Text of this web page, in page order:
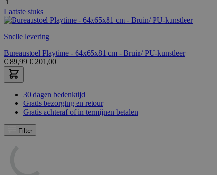
Laatste stuks
Snelle levering
Bureaustoel Playtime - 64x65x81 cm - Bruin/ PU-kunstleer
€ 89,99 € 201,00
30 dagen bedenktijd
Gratis bezorging en retour
Gratis achteraf of in termijnen betalen
Filter